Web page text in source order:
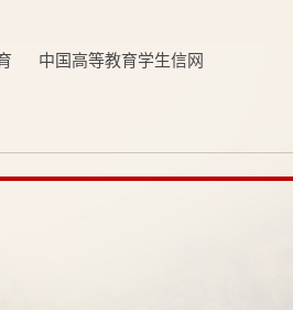
中国高等教育学生信网